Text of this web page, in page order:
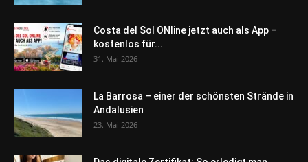
Costa del Sol ONline jetzt auch als App –
kostenlos für...
31. Mai 2026
La Barrosa – einer der schönsten Strände in
Andalusien
23. Mai 2026